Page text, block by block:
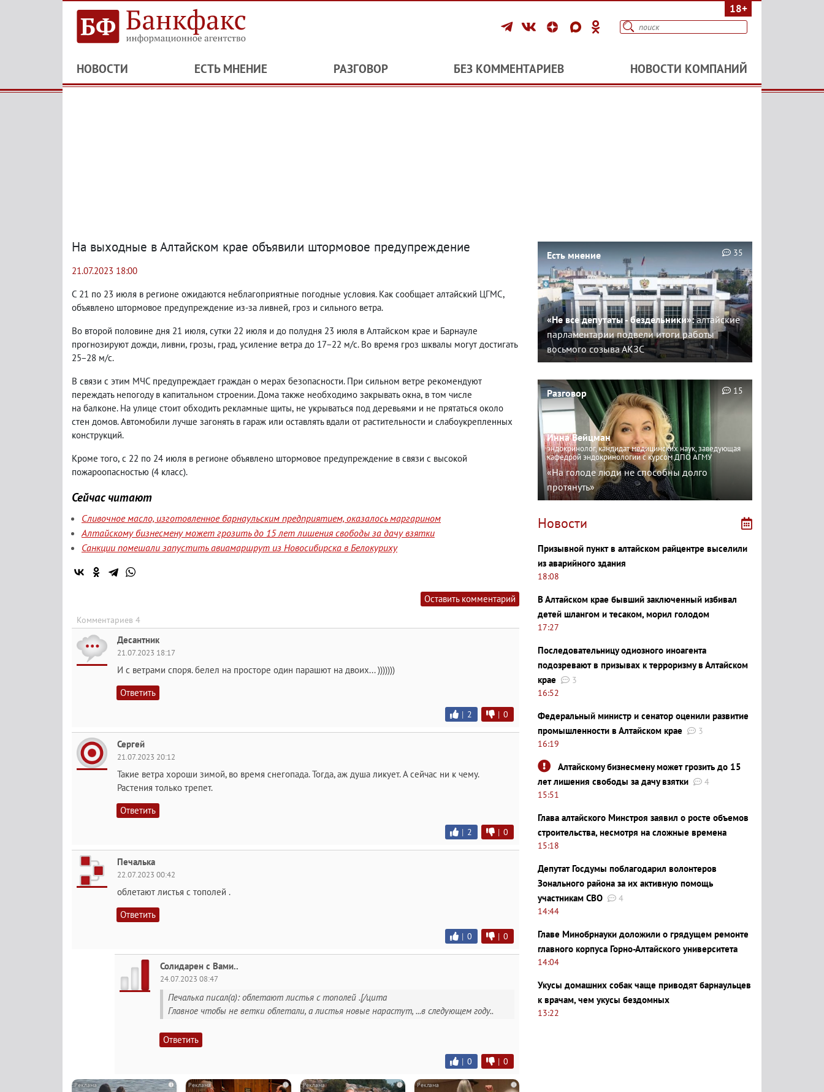
18+
НОВОСТИ ЕСТЬ МНЕНИЕ РАЗГОВОР БЕЗ КОММЕНТАРИЕВ НОВОСТИ КОМПАНИЙ
На выходные в Алтайском крае объявили штормовое предупреждение
21.07.2023 18:00
С 21 по 23 июля в регионе ожидаются неблагоприятные погодные условия. Как сообщает алтайский ЦГМС,
объявлено штормовое предупреждение из-за ливней, гроз и сильного ветра.
Во второй половине дня 21 июля, сутки 22 июля и до полудня 23 июля в Алтайском крае и Барнауле
прогнозируют дожди, ливни, грозы, град, усиление ветра до 17−22 м/с. Во время гроз шквалы могут достигать
25−28 м/с.
В связи с этим МЧС предупреждает граждан о мерах безопасности. При сильном ветре рекомендуют
переждать непогоду в капитальном строении. Дома также необходимо закрывать окна, в том числе
на балконе. На улице стоит обходить рекламные щиты, не укрываться под деревьями и не прятаться около
стен домов. Автомобили лучше загонять в гараж или оставлять вдали от растительности и слабоукрепленных
конструкций.
Кроме того, с 22 по 24 июля в регионе объявлено штормовое предупреждение в связи с высокой
пожароопасностью (4 класс).
Сейчас читают
Сливочное масло, изготовленное барнаульским предприятием, оказалось маргарином
Алтайскому бизнесмену может грозить до 15 лет лишения свободы за дачу взятки
Санкции помешали запустить авиамаршрут из Новосибирска в Белокуриху
Оставить комментарий
Комментариев 4
Десантник
21.07.2023 18:17
И с ветрами споря. белел на просторе один парашют на двоих... )))))))
Ответить
| 2 | 0
Сергей
21.07.2023 20:12
Такие ветра хороши зимой, во время снегопада. Тогда, аж душа ликует. А сейчас ни к чему.
Растения только трепет.
Ответить
| 2 | 0
Печалька
22.07.2023 00:42
облетают листья с тополей .
Ответить
| 0 | 0
Солидарен с Вами..
24.07.2023 08:47
Печалька писал(а): облетают листья с тополей .[/цита
Главное чтобы не ветки облетали, а листья новые нарастут, ...в следующем году..
Ответить
| 0 | 0
i i i i
Есть мнение
«Не все депутаты - бездельники»:алтайские
парламентарии подвели итоги работы
восьмого созыва АКЗС
35
Разговор
Инна Вейцман
эндокринолог, кандидат медицинских наук, заведующая
кафедрой эндокринологии с курсом ДПО АГМУ
«На голоде люди не способны долго
протянуть»
15
Новости
Призывной пункт в алтайском райцентре выселили
из аварийного здания
18:08
В Алтайском крае бывший заключенный избивал
детей шлангом и тесаком, морил голодом
17:27
Последовательницу одиозного иноагента
подозревают в призывах к терроризму в Алтайском
крае
3
16:52
Федеральный министр и сенатор оценили развитие
промышленности в Алтайском крае
3
16:19
Алтайскому бизнесмену может грозить до 15
лет лишения свободы за дачу взятки
4
15:51
Глава алтайского Минстроя заявил о росте объемов
строительства, несмотря на сложные времена
15:18
Депутат Госдумы поблагодарил волонтеров
Зонального района за их активную помощь
участникам СВО
4
14:44
Главе Минобрнауки доложили о грядущем ремонте
главного корпуса Горно-Алтайского университета
14:04
Укусы домашних собак чаще приводят барнаульцев
к врачам, чем укусы бездомных
13:22